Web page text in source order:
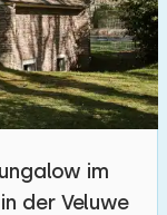
5
8
15
im
der Veluwe